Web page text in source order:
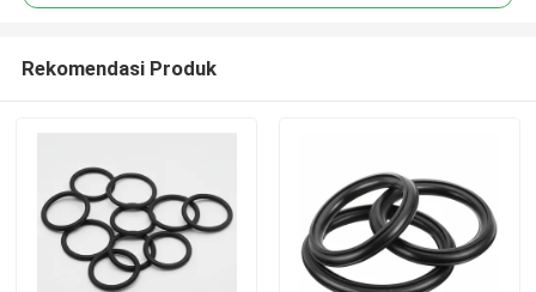
Rekomendasi Produk